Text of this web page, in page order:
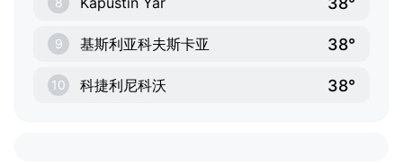
9 基斯利亚科夫斯卡亚 38°
10 科捷利尼科沃 38°